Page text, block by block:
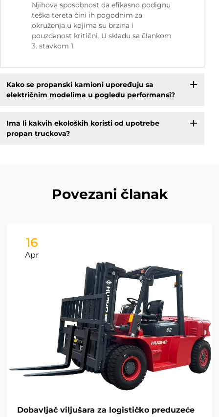
Njihova sposobnost da efikasno podignu
teška tereta čini ih pogodnim za
okruženja u kojima su brzina i
pouzdanost kritični. U skladu sa člankom
3. stavkom 1.
Kako se propanski kamioni upoređuju sa
električnim modelima u pogledu performansi?
Ima li kakvih ekoloških koristi od upotrebe
propan truckova?
Povezani članak
16
Apr
Dobavljač viljušara za logističko preduzeće